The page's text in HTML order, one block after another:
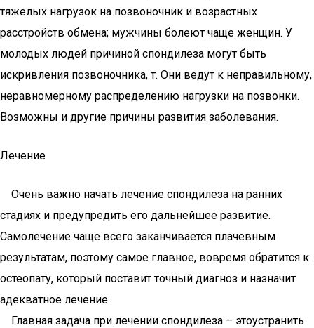
тяжелых нагрузок на позвоночник и возрастных
расстройств обмена; мужчины болеют чаще женщин. У
молодых людей причиной спондилеза могут быть
искривления позвоночника, т. Они ведут к неправильному,
неравномерному распределению нагрузки на позвонки.
Возможны и другие причины развития заболевания.
Лечение
Очень важно начать лечение спондилеза на ранних
стадиях и предупредить его дальнейшее развитие.
Самолечение чаще всего заканчивается плачевным
результатам, поэтому самое главное, вовремя обратится к
остеопату, который поставит точный диагноз и назначит
адекватное лечение.
Главная задача при лечении спондилеза – этоустранить